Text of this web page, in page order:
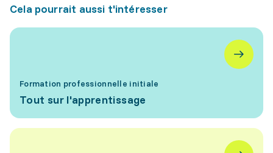
Cela pourrait aussi t'intéresser
Formation professionnelle initiale
Tout sur l'apprentissage